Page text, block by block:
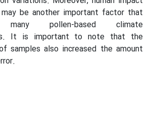
be another important factor that
many pollen-based climate
It is important to note that the
samples also increased the amount